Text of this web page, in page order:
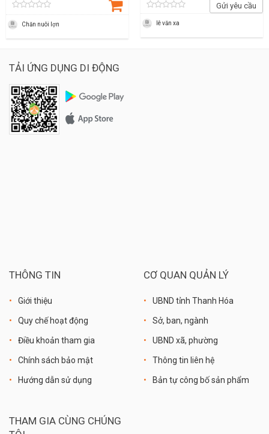
Chăn nuôi lợn
Gửi yêu cầu
lê văn xa
TẢI ỨNG DỤNG DI ĐỘNG
THÔNG TIN
Giới thiệu
Quy chế hoạt động
Điều khoản tham gia
Chính sách bảo mật
Hướng dẫn sử dụng
CƠ QUAN QUẢN LÝ
UBND tỉnh Thanh Hóa
Sở, ban, ngành
UBND xã, phường
Thông tin liên hệ
Bản tự công bố sản phẩm
THAM GIA CÙNG CHÚNG